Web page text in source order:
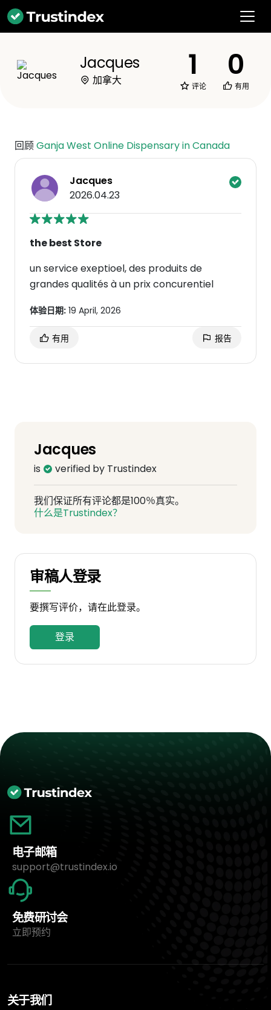
Jacques
加拿大 1
评论
0
有用
回顾Ganja West Online Dispensary in Canada
Jacques
2026.04.23
the best Store
un service exeptioel, des produits de
grandes qualités à un prix concurentiel
体验日期: 19 April, 2026
有用 报告
Jacques
is verified by Trustindex
我们保证所有评论都是100％真实。
什么是Trustindex？
审稿人登录
要撰写评价，请在此登录。
登录
电子邮箱
support@trustindex.io
免费研讨会
立即预约
关于我们